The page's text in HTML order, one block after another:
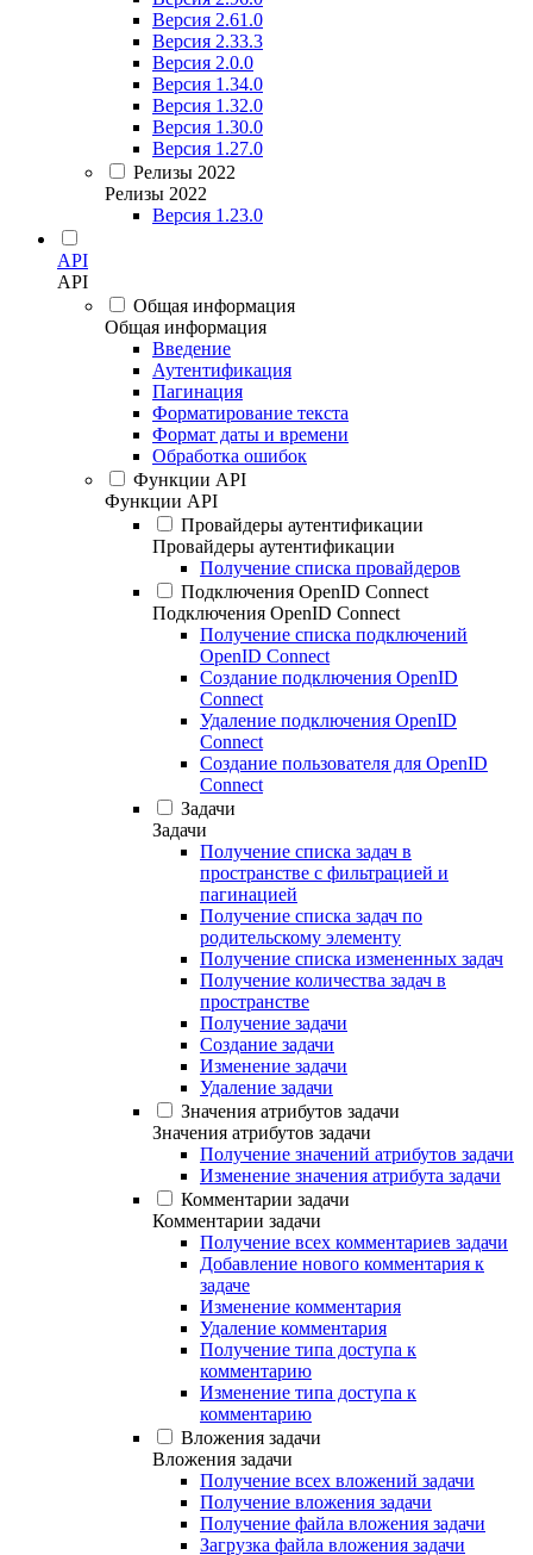
Версия 2.61.0
Версия 2.33.3
Версия 2.0.0
Версия 1.34.0
Версия 1.32.0
Версия 1.30.0
Версия 1.27.0
Релизы 2022
Релизы 2022
Версия 1.23.0
API
API
Общая информация
Общая информация
Введение
Аутентификация
Пагинация
Форматирование текста
Формат даты и времени
Обработка ошибок
Функции API
Функции API
Провайдеры аутентификации
Провайдеры аутентификации
Получение списка провайдеров
Подключения OpenID Connect
Подключения OpenID Connect
Получение списка подключений
OpenID Connect
Создание подключения OpenID
Connect
Удаление подключения OpenID
Connect
Создание пользователя для OpenID
Connect
Задачи
Задачи
Получение списка задач в
пространстве с фильтрацией и
пагинацией
Получение списка задач по
родительскому элементу
Получение списка измененных задач
Получение количества задач в
пространстве
Получение задачи
Создание задачи
Изменение задачи
Удаление задачи
Значения атрибутов задачи
Значения атрибутов задачи
Получение значений атрибутов задачи
Изменение значения атрибута задачи
Комментарии задачи
Комментарии задачи
Получение всех комментариев задачи
Добавление нового комментария к
задаче
Изменение комментария
Удаление комментария
Получение типа доступа к
комментарию
Изменение типа доступа к
комментарию
Вложения задачи
Вложения задачи
Получение всех вложений задачи
Получение вложения задачи
Получение файла вложения задачи
Загрузка файла вложения задачи